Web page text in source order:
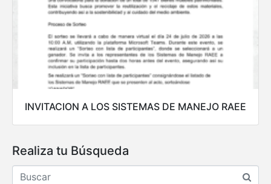
INVITACION A LOS SISTEMAS DE MANEJO RAEE
Realiza tu Búsqueda